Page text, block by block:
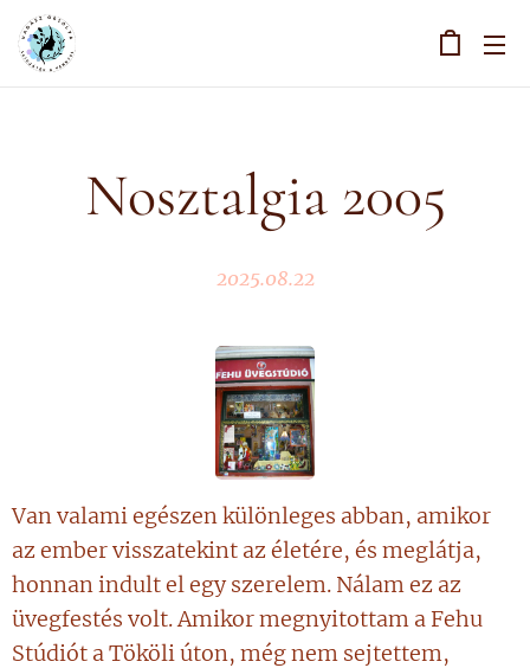
Nosztalgia 2005
2025.08.22
Van valami egészen különleges abban, amikor
az ember visszatekint az életére, és meglátja,
honnan indult el egy szerelem. Nálam ez az
üvegfestés volt. Amikor megnyitottam a Fehu
Stúdiót a Tököli úton, még nem sejtettem,